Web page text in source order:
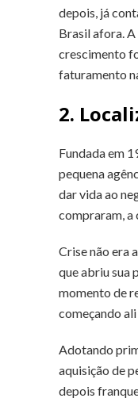
depois, já
Brasil afora.
crescimento
faturamento
2.
Fundada em
pequena
dar vida ao
compraram, a
Crise não era
que abriu sua
momento de
começando ali
Adotando
aquisição de
depois